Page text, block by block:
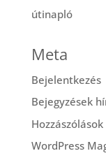
útinapló
Meta
Bejelentkezés
Bejegyzések
WordPress